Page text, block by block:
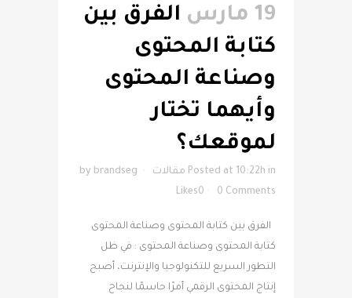
19 مارس
الفرق بين
كتابة المحتوى
وصناعة المحتوى
وأيهما تختار
لموقعك؟
Posted at 10:22h in مقالات by brandseg
0 Comments
0
Likes
الفرق بين كتابة المحتوى وصناعة المحتوى
كتابة المحتوى وصناعة المحتوى : في ظل
التطور السريع للتكنولوجيا والإنترنت، أصبح
إنتاج المحتوى الرقمي أمرًا حاسمًا لنجاح